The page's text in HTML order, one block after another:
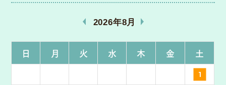
«
2026年8月
日 月 火 水 木 金 土
1